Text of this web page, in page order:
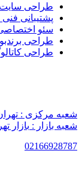
طراحی
پشتیبانی
سئو
طراحی
طراحی
شعبه مرکزی :
شعبه بازار : بازار
02166928787